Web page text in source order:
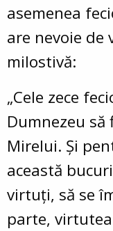
asemenea
are nevoie de
milostivă:
„Cele zece
Dumnezeu
Mirelui. Și
această
virtuți, să se
parte,